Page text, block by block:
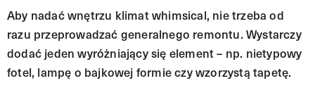
Aby nadać wnętrzu klimat whimsical, nie trzeba od
razu przeprowadzać generalnego remontu. Wystarczy
dodać jeden wyróżniający się element – np. nietypowy
fotel, lampę o bajkowej formie czy wzorzystą tapetę.